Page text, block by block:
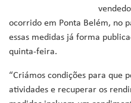
ocorrido em Ponta Belém, no
essas medidas já forma
quinta-feira.
“Criámos condições para que
atividades e recuperar os